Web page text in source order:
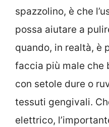
spazzolino, è che
possa aiutare a
quando, in realtà, è
faccia più male che
con setole dure o
tessuti gengivali.
elettrico,